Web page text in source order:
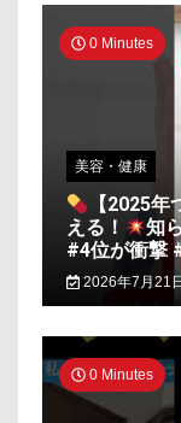
0 Minutes
美容・健康
【2025
える！
知
#4位が衝撃
2026年7月21
0 Minutes